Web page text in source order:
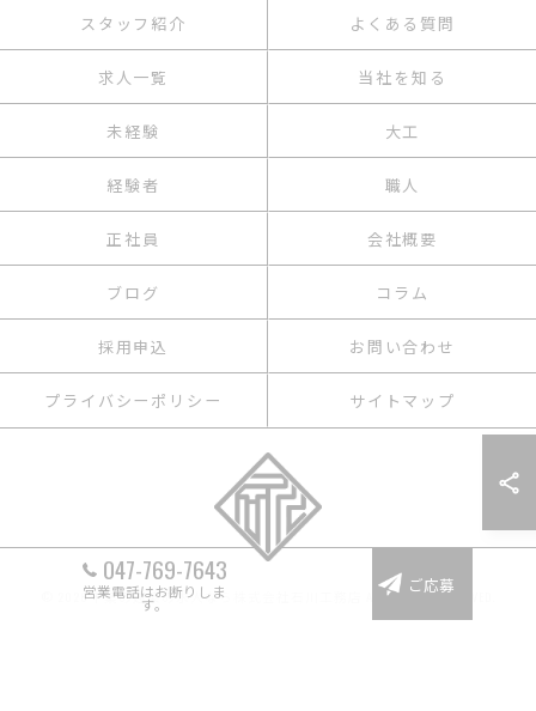
047-769-7643
営業電話はお断りしま
す。
ご応募
スタッフ紹介 よくある質問
求人一覧 当社を知る
未経験 大工
経験者 職人
正社員 会社概要
ブログ コラム
採用申込 お問い合わせ
プライバシーポリシー サイトマップ
© 2026 千葉の建築の求人なら株式会社石川工務店 ALL RIGHTS RESERVED.